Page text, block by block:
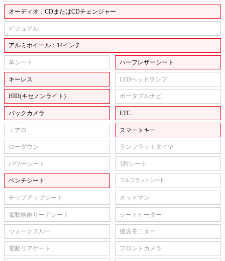
オーディオ：CDまたはCDチェンジャー
ビジュアル
アルミホイール：14インチ
革シート ハーフレザーシート
キーレス LEDヘッドランプ
HID(キセノンライト) ポータブルナビ
バックカメラ ETC
エアロ スマートキー
ローダウン ランフラットタイヤ
パワーシート 3列シート
ベンチシート フルフラットシート
チップアップシート オットマン
電動格納サードシート シートヒーター
ウォークスルー 後席モニター
電動リアゲート フロントカメラ